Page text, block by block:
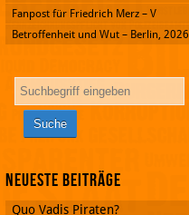
Fanpost für Friedrich Merz – V
Betroffenheit und Wut – Berlin, 2026
Neueste Beiträge
Quo Vadis Piraten?